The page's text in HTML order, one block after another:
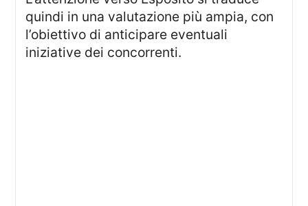
quindi in una valutazione più ampia, con
l’obiettivo di anticipare eventuali
iniziative dei concorrenti.